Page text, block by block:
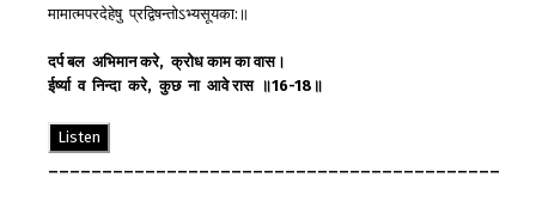
मामात्मपरदेहेषु प्रद्विषन्तोऽभ्यसूयका:॥
दर्प बल अभिमान करे,क्रोध काम का वास।
ईर्ष्या व निन्दा करे,कुछ ना आवे रास ॥16-18 ॥
Listen